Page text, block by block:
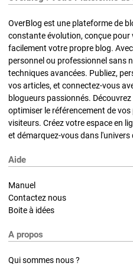
OverBlog est une plateforme de
constante évolution, conçue pour
facilement votre propre blog.
personnel ou professionnel sans
techniques avancées. Publiez,
vos articles, et connectez-vous
blogueurs passionnés.
optimiser le référencement de
visiteurs. Créez votre espace en
et démarquez-vous dans l'univers
Aide
Manuel
Contactez nous
Boite à idées
A propos
Qui sommes nous ?